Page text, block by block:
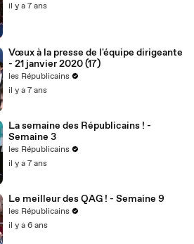
il y a 7 ans
Vœux à la presse de l'équipe dirigeante
- 21 janvier 2020 (17)
les Républicains
il y a 7 ans
La semaine des Républicains ! -
Semaine 3
les Républicains
il y a 7 ans
Le meilleur des QAG ! - Semaine 9
les Républicains
il y a 6 ans